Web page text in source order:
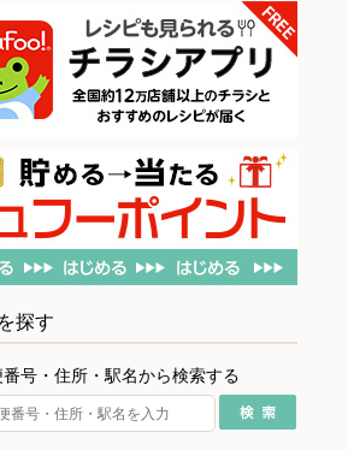
探す
号・住所・駅名から検索する